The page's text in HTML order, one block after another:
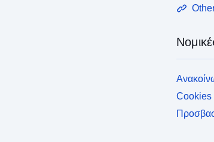
Cookies